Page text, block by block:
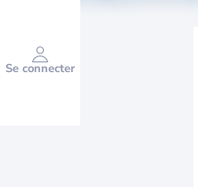
Se connecter